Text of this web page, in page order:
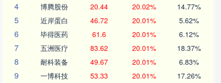
4 博腾股份 20.44 20.02% 14.77%
5 近岸蛋白 46.72 20.01% 5.62%
6 毕得医药 61.6 20.01% 6.12%
7 五洲医疗 83.62 20.01% 18.37%
8 耐科装备 49.67 20.01% 6.83%
9 一博科技 53.33 20.01% 17.26%